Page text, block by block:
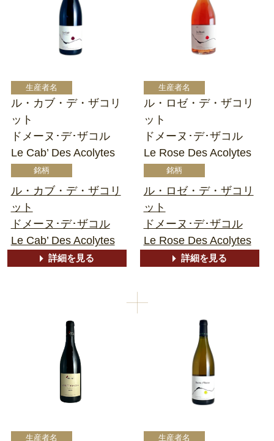
ル・カブ・デ・ザコリ
ット
ドメーヌ･デ･ザコル
Le Cab’ Des Acolytes
ル・カブ・デ・ザコリ
ット
ドメーヌ･デ･ザコル
Le Cab’ Des Acolytes
詳細を見る
ル・ロゼ・デ・ザコリ
ット
ドメーヌ･デ･ザコル
Le Rose Des Acolytes
ル・ロゼ・デ・ザコリ
ット
ドメーヌ･デ･ザコル
Le Rose Des Acolytes
詳細を見る